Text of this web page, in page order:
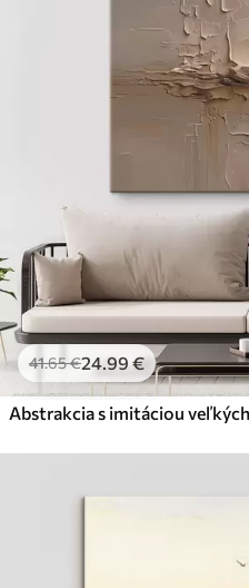
41.65€24.99 €